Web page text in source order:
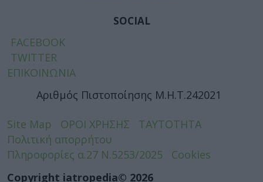
SOCIAL
FACEBOOK
TWITTER
ΕΠΙΚΟΙΝΩΝΙΑ
Αριθμός Πιστοποίησης Μ.Η.Τ.242021
Site Map ΟΡΟΙ ΧΡΗΣΗΣ
ΤΑΥΤΟΤΗΤΑ
Πολιτική απορρήτου
Πληροφορίες α.27 Ν.5253/2025
Cookies
Copyright iatropedia© 2026